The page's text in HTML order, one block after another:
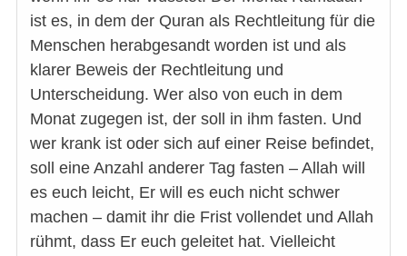
ist es, in dem der Quran als Rechtleitung für die
Menschen herabgesandt worden ist und als
klarer Beweis der Rechtleitung und
Unterscheidung. Wer also von euch in dem
Monat zugegen ist, der soll in ihm fasten. Und
wer krank ist oder sich auf einer Reise befindet,
soll eine Anzahl anderer Tag fasten – Allah will
es euch leicht, Er will es euch nicht schwer
machen – damit ihr die Frist vollendet und Allah
rühmt, dass Er euch geleitet hat. Vielleicht